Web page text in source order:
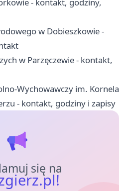
- kontakt, godziny,
w Dobieszkowie -
w Parzęczewie - kontakt,
Wychowawczy im. Kornela
- kontakt, godziny i zapisy
się na